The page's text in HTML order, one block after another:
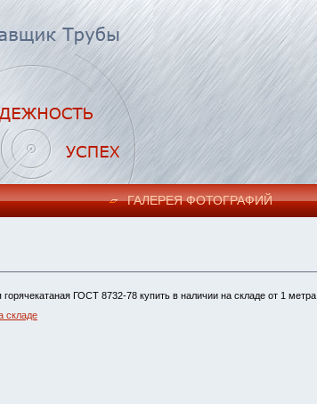
ГАЛЕРЕЯ ФОТОГРАФИЙ
ГОСТ 8732-78 купить в наличии на складе от 1 метра.
складе